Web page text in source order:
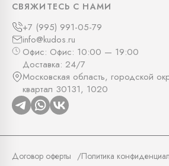
СВЯЖИТЕСЬ С НАМИ
+7 (995) 991-05-79
info@kudos.ru
Офис: Офис: 10:00 — 19:00
Доставка: 24/7
Московская область, городской
квартал 30131, 1020
Договор оферты Политика